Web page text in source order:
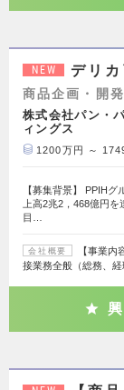
NEW デリ
商品企画・開発
株式会社パン・
ィングス
1200万円 ～
【募集背景】 PPIH
上高2兆2，468億円
目…
会社概要
【事業
接業務全般（総務、